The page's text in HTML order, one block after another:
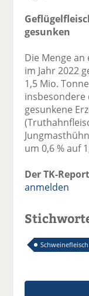
gesunken
Die Menge
im Jahr 2022
1,5 Mio.
insbesondere
gesunkene
um 0,6 % auf
Der TK-
anmelden
Schweinefleisch